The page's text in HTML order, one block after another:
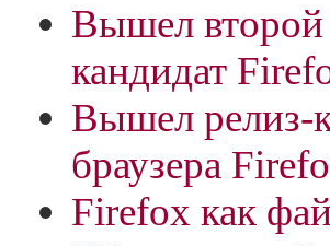
Вышел второй
кандидат
Вышел релиз-
браузера
Firefox как